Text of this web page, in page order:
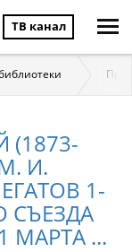
ТВ канал
И.
1-
СЪЕЗДА
МАРТА ...